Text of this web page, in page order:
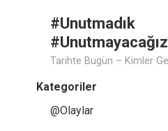
#Unutmadık
#Unutmayacağız
Kategoriler
@Olaylar